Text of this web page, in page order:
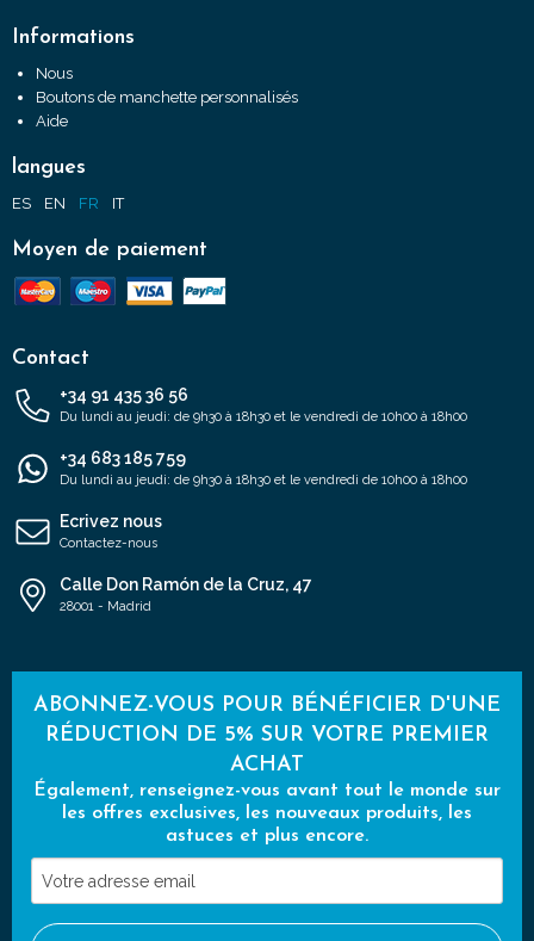
Informations
Nous
Boutons de manchette personnalisés
Aide
langues
ES EN FR IT
Moyen de paiement
Contact
+34 91 435 36 56
Du lundi au jeudi: de 9h30 à 18h30 et le vendredi de 10h00 à 18h00
+34 683 185 759
Du lundi au jeudi: de 9h30 à 18h30 et le vendredi de 10h00 à 18h00
Ecrivez nous
Contactez-nous
Calle Don Ramón de la Cruz, 47
28001 - Madrid
ABONNEZ-VOUS POUR BÉNÉFICIER D'UNE
RÉDUCTION DE 5% SUR VOTRE PREMIER
ACHAT
Également, renseignez-vous avant tout le monde sur
les offres exclusives, les nouveaux produits, les
astuces et plus encore.
Votre
adresse
email